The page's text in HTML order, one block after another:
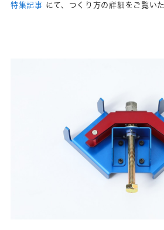
特集記事 にて、つくり方の詳細をご覧いた